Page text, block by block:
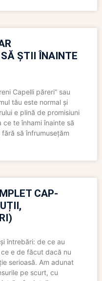
ȘTII ÎNAINTE
Capelli păreri” sau
tău este normal și
e plină de promisiuni
te înhami înainte să
să înfrumusețăm
CAP-
întrebări: de ce au
e de făcut dacă nu
serioasă. Am adunat
pe scurt, cu